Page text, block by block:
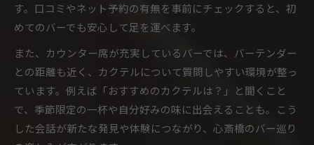
心斎橋駅で出会うカクテルのこだわり体験
バーならではの特別なカクテルの魅力
大人女子が楽しむ限定カクテルの味わい方
心斎橋駅周辺バーで体験する一杯の感動
カクテルが生み出す心斎橋駅の夜の特別感
す。口コミやネット予約の有無を事前にチェックすると、初
めてのバーでも安心して足を運べます。
また、カウンター席が充実しているバーでは、バーテンダー
との距離も近く、カクテルについて質問しやすい環境が整っ
ています。例えば「おすすめのカクテルは？」と聞くこと
で、季節限定の一杯や自分好みの味に出会えることも。こう
した会話が新たな発見や体験につながり、心斎橋のバー巡り